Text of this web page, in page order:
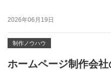
2026年06月19日
制作ノウハウ
ホームページ制作会